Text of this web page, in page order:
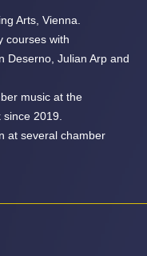
Arts, Vienna.
courses with
Deserno, Julian Arp and
music at the
2019.
at several chamber